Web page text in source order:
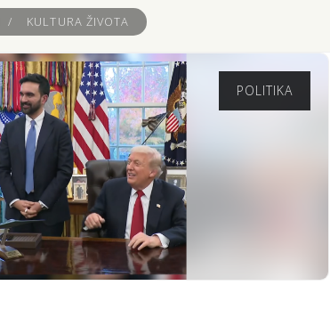
/ KULTURA ŽIVOTA
POLITIKA